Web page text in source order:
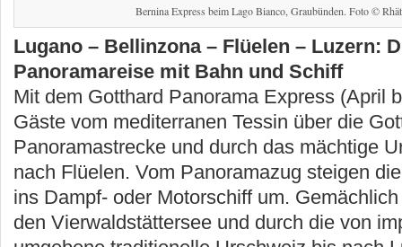
Bernina Express beim Lago Bianco, Graubünden. Foto ©
Lugano – Bellinzona – Flüelen – Luzern:
Panoramareise mit Bahn und Schiff
Mit dem Gotthard Panorama Express (April
Gäste vom mediterranen Tessin über die
Panoramastrecke und durch das mächtige
nach Flüelen. Vom Panoramazug steigen
ins Dampf- oder Motorschiff um.
den Vierwaldstättersee und durch die von